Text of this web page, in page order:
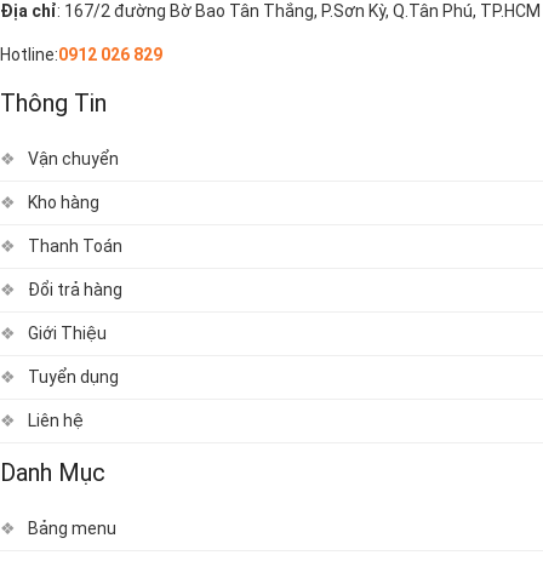
Địa chỉ: 167/2 đường Bờ Bao Tân Thắng, P.Sơn Kỳ, Q.Tân Phú, TP.HCM
Hotline:0912 026 829
Thông Tin
Vận chuyển
Kho hàng
Thanh Toán
Đổi trả hàng
Giới Thiệu
Tuyển dụng
Liên hệ
Danh Mục
Bảng menu